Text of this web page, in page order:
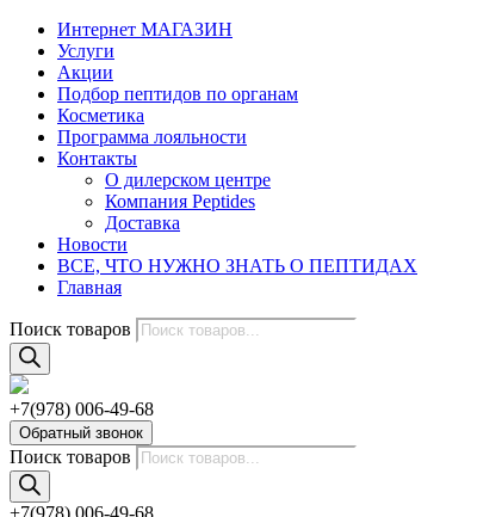
Интернет МАГАЗИН
Услуги
Акции
Подбор пептидов по органам
Косметика
Программа лояльности
Контакты
О дилерском центре
Компания Peptides
Доставка
Новости
ВСЕ, ЧТО НУЖНО ЗНАТЬ О ПЕПТИДАХ
Главная
Поиск товаров
+7(978) 006-49-68
Обратный звонок
Поиск товаров
+7(978) 006-49-68